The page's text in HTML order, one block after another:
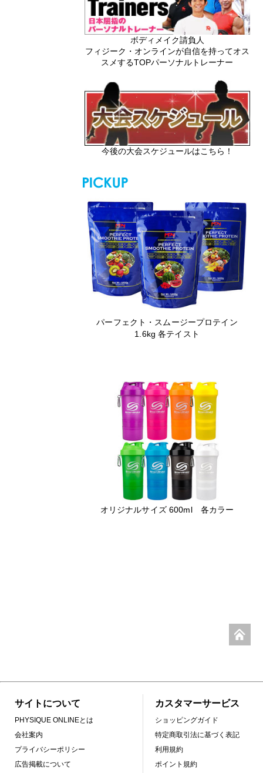
ボディメイク請負人
フィジーク・オンラインが自信を持ってオス
スメするTOPパーソナルトレーナー
今後の大会スケジュールはこちら！
パーフェクト・スムージープロテイン
1.6kg 各テイスト
オリジナルサイズ 600ml 各カラー
サイトについて
PHYSIQUE ONLINEとは
会社案内
プライバシーポリシー
広告掲載について
カスタマーサービス
ショッピングガイド
特定商取引法に基づく表記
利用規約
ポイント規約